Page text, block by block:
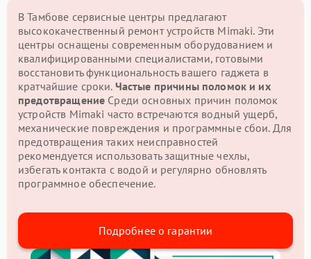
В Тамбове сервисные центры предлагают
высококачественный ремонт устройств Mimaki. Эти
центры оснащены современным оборудованием и
квалифицированными специалистами, готовыми
восстановить функциональность вашего гаджета в
кратчайшие сроки. Частые причины поломок и их
предотвращение Среди основных причин поломок
устройств Mimaki часто встречаются водный ущерб,
механические повреждения и программные сбои. Для
предотвращения таких неисправностей
рекомендуется использовать защитные чехлы,
избегать контакта с водой и регулярно обновлять
программное обеспечение.
Подробнее о гарантии